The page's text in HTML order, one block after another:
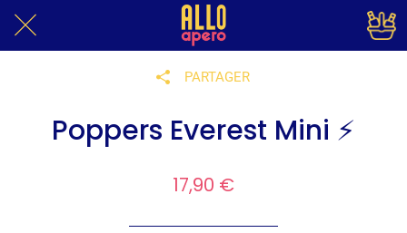
PARTAGER
Poppers Everest Mini ⚡
17,90 €